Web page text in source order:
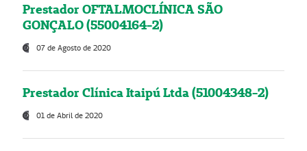
Prestador OFTALMOCLÍNICA SÃO
GONÇALO (55004164-2)
07 de Agosto de 2020
Prestador Clínica Itaipú Ltda (51004348-2)
01 de Abril de 2020